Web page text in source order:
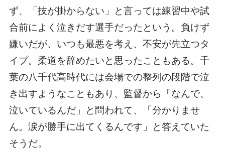
ず、「技が掛からない」と言っては練習中や試
合前によく泣きだす選手だったという。負けず
嫌いだが、いつも最悪を考え、不安が先立つタ
イプ。柔道を辞めたいと思ったこともある。千
葉の八千代高時代には会場での整列の段階で泣
き出すようなこともあり、監督から「なんで、
泣いているんだ」と問われて、「分かりませ
ん。涙が勝手に出てくるんです」と答えていた
そうだ。